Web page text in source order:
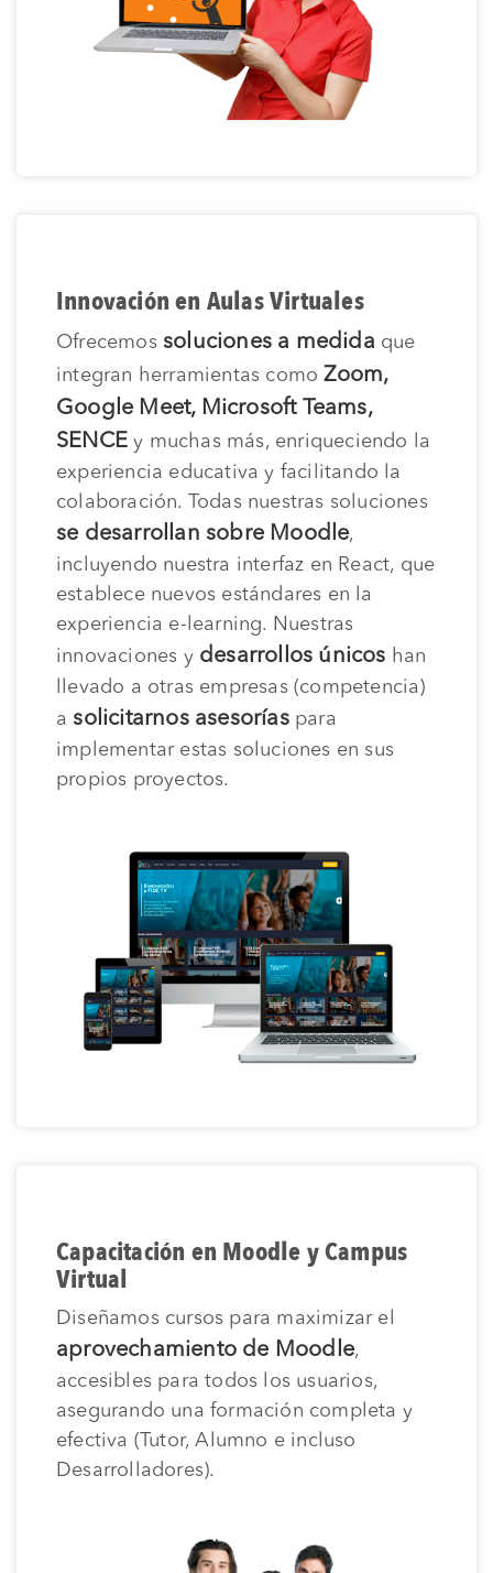
Innovación en Aulas Virtuales
Ofrecemos soluciones a medida que
integran herramientas comoZoom,
Google Meet, Microsoft Teams,
SENCE y muchas más, enriqueciendo la
experiencia educativa y facilitando la
colaboración. Todas nuestras soluciones
se desarrollan sobre Moodle,
incluyendo nuestra interfaz en React, que
establece nuevos estándares en la
experiencia e-learning. Nuestras
innovaciones y desarrollos únicos han
llevado a otras empresas (competencia)
asolicitarnos asesoríaspara
implementar estas soluciones en sus
propios proyectos.
Capacitación en Moodle y Campus
Virtual
Diseñamos cursos para maximizar el
aprovechamiento de Moodle,
accesibles para todos los usuarios,
asegurando una formación completa y
efectiva (Tutor, Alumno e incluso
Desarrolladores).